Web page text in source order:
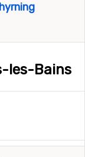
les-Bains